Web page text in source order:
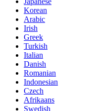
Korean
Arabic
Irish
Greek
Turkish
Italian
Danish
Romanian
Indonesian
Czech
Afrikaans
Swedish